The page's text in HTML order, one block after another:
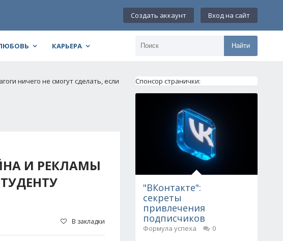
Создать аккаунт Вход на сайт
КАРЬЕРА Найти
ничего не смогут сделать, если
И РЕКЛАМЫ
В закладки
Спонсор странички:
"ВКонтакте":
секреты
привлечения
подписчиков
Формула успеха
0